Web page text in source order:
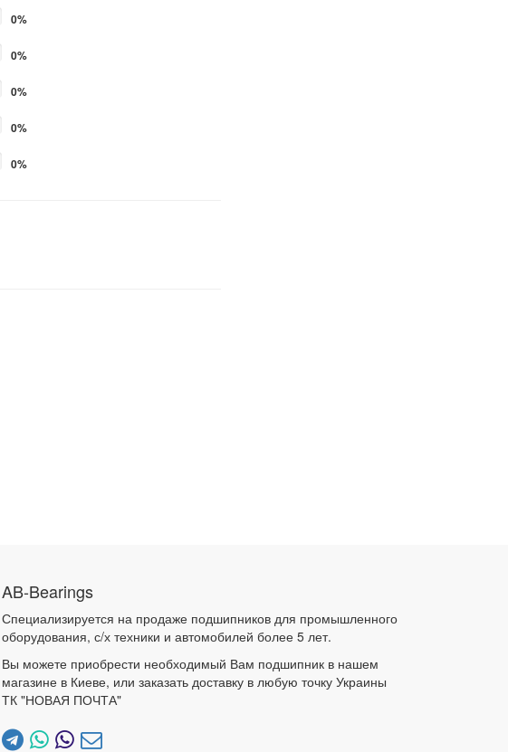
0%
0%
0%
0%
0%
AB-Bearings
Специализируется на продаже подшипников для промышленного
оборудования, с/х техники и автомобилей более 5 лет.
Вы можете приобрести необходимый Вам подшипник в нашем
магазине в Киеве, или заказать доставку в любую точку Украины
ТК "НОВАЯ ПОЧТА"